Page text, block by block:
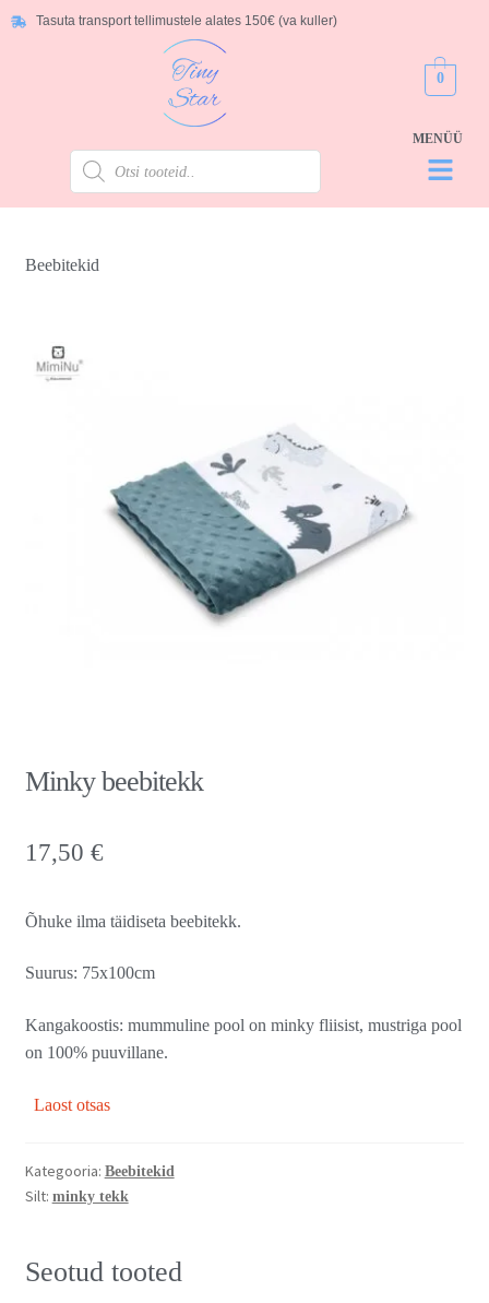
Tasuta transport tellimustele alates 150€ (va kuller)
0
Beebitekid
Minky beebitekk
17,50 €
Õhuke ilma täidiseta beebitekk.
Suurus: 75x100cm
Kangakoostis: mummuline pool on minky fliisist, mustriga pool
on 100% puuvillane.
Laost otsas
Kategooria: Beebitekid
Silt: minky tekk
Seotud tooted